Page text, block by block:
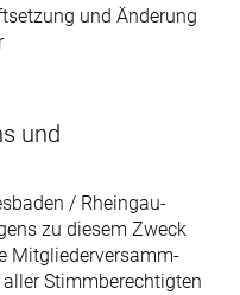
und Änderung
und
/ Rheingau-
zu diesem Zweck
Mitgliederversamm­
Stimmberechtigten